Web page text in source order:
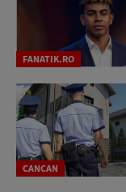
FANATIK.RO
CANCAN